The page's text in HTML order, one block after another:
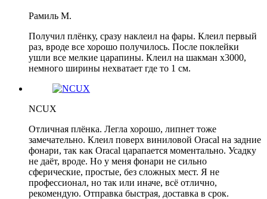
Рамиль М.
Получил плёнку, сразу наклеил на фары. Клеил первый
раз, вроде все хорошо получилось. После поклейки
ушли все мелкие царапины. Клеил на шакман х3000,
немного ширины нехватает где то 1 см.
NCUX
Отличная плёнка. Легла хорошо, липнет тоже
замечательно. Клеил поверх виниловой Oracal на задние
фонари, так как Oracal царапается моментально. Усадку
не даёт, вроде. Но у меня фонари не сильно
сферические, простые, без сложных мест. Я не
профессионал, но так или иначе, всё отлично,
рекомендую. Отправка быстрая, доставка в срок.